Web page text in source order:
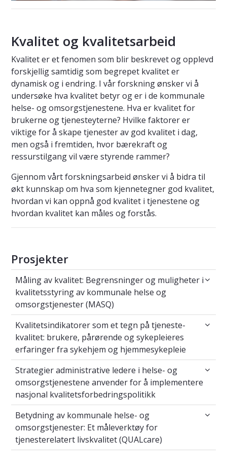
Kvalitet og kvalitetsarbeid
Kvalitet er et fenomen som blir beskrevet og opplevd
forskjellig samtidig som begrepet kvalitet er
dynamisk og i endring. I vår forskning ønsker vi å
undersøke hva kvalitet betyr og er i de kommunale
helse- og omsorgstjenestene. Hva er kvalitet for
brukerne og tjenesteyterne? Hvilke faktorer er
viktige for å skape tjenester av god kvalitet i dag,
men også i fremtiden, hvor bærekraft og
ressurstilgang vil være styrende rammer?
Gjennom vårt forskningsarbeid ønsker vi å bidra til
økt kunnskap om hva som kjennetegner god kvalitet,
hvordan vi kan oppnå god kvalitet i tjenestene og
hvordan kvalitet kan måles og forstås.
Prosjekter
Måling av kvalitet: Begrensninger og
Måling av kvalitet: Begrensninger og muligheter i
kvalitetsstyring av kommunale helse og
omsorgstjenester (MASQ)
Kvalitetsindikatorer som et tegn på
Kvalitetsindikatorer som et tegn på tjeneste-
kvalitet: brukere, pårørende og sykepleieres
erfaringer fra sykehjem og hjemmesykepleie
Strategier administrative ledere i helse- og
Strategier administrative ledere i helse- og
omsorgstjenestene anvender for å implementere
nasjonal kvalitetsforbedringspolitikk
Betydning av kommunale helse- og
Betydning av kommunale helse- og
omsorgstjenester: Et måleverktøy for
tjenesterelatert livskvalitet (QUALcare)